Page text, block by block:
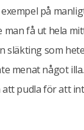
på
få ut hela
släkting som
menat något
pudla för att